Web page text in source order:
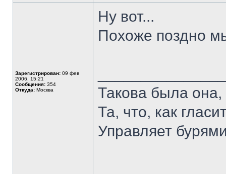
Зарегистрирован: 09 фев
2006, 15:21
Сообщения: 354
Откуда: Москва
Ну вот...
Похоже поздно
Такова была она,
Та, что, как
Управляет